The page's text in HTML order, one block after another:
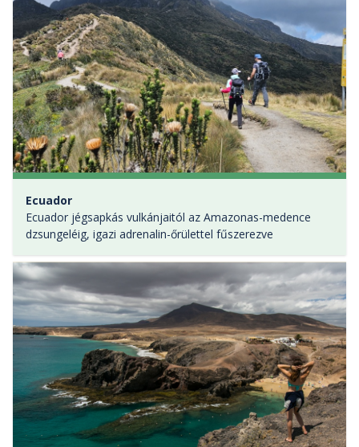
Ecuador
Ecuador jégsapkás vulkánjaitól az Amazonas-medence
dzsungeléig, igazi adrenalin-őrülettel fűszerezve